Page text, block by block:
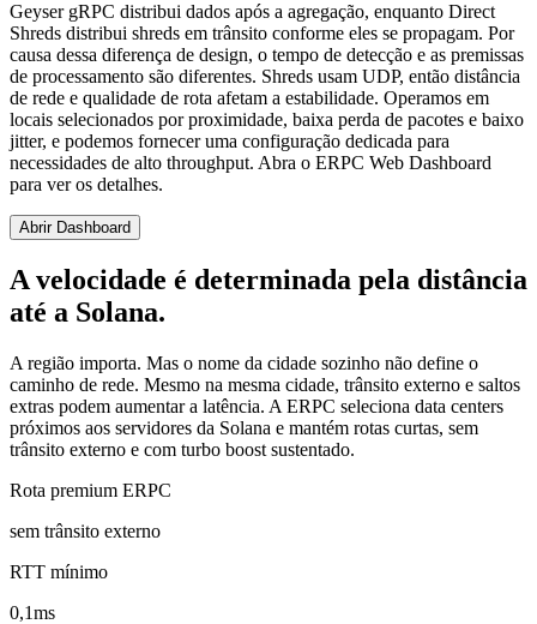
Geyser gRPC distribui dados após a agregação, enquanto Direct
Shreds distribui shreds em trânsito conforme eles se propagam. Por
causa dessa diferença de design, o tempo de detecção e as premissas
de processamento são diferentes. Shreds usam UDP, então distância
de rede e qualidade de rota afetam a estabilidade. Operamos em
locais selecionados por proximidade, baixa perda de pacotes e baixo
jitter, e podemos fornecer uma configuração dedicada para
necessidades de alto throughput. Abra o ERPC Web Dashboard
para ver os detalhes.
Abrir Dashboard
A velocidade é determinada pela distância
até a Solana.
A região importa. Mas o nome da cidade sozinho não define o
caminho de rede. Mesmo na mesma cidade, trânsito externo e saltos
extras podem aumentar a latência. A ERPC seleciona data centers
próximos aos servidores da Solana e mantém rotas curtas, sem
trânsito externo e com turbo boost sustentado.
Rota premium ERPC
sem trânsito externo
RTT mínimo
0,1ms